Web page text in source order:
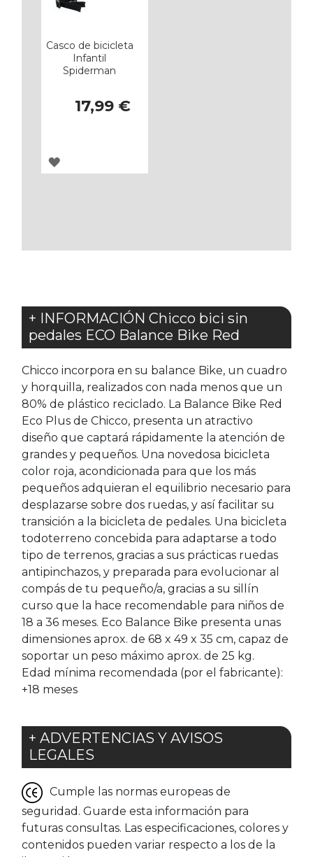
Casco de bicicleta
Infantil
Spiderman
17,99 €
AGREGAR
+ INFORMACIÓN Chicco bici sin
pedales ECO Balance Bike Red
Chicco incorpora en su balance Bike, un cuadro
y horquilla, realizados con nada menos que un
80% de plástico reciclado. La Balance Bike Red
Eco Plus de Chicco, presenta un atractivo
diseño que captará rápidamente la atención de
grandes y pequeños. Una novedosa bicicleta
color roja, acondicionada para que los más
pequeños adquieran el equilibrio necesario para
desplazarse sobre dos ruedas, y así facilitar su
transición a la bicicleta de pedales. Una bicicleta
todoterreno concebida para adaptarse a todo
tipo de terrenos, gracias a sus prácticas ruedas
antipinchazos, y preparada para evolucionar al
compás de tu pequeño/a, gracias a su sillín
curso que la hace recomendable para niños de
18 a 36 meses. Eco Balance Bike presenta unas
dimensiones aprox. de 68 x 49 x 35 cm, capaz de
soportar un peso máximo aprox. de 25 kg.
Edad mínima recomendada (por el fabricante):
+18 meses
+ ADVERTENCIAS Y AVISOS
LEGALES
Cumple las normas europeas de
seguridad. Guarde esta información para
futuras consultas. Las especificaciones, colores y
contenidos pueden variar respecto a los de la